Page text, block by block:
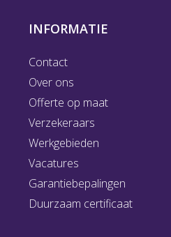
INFORMATIE
Contact
Over ons
Offerte op maat
Verzekeraars
Werkgebieden
Vacatures
Garantiebepalingen
Duurzaam certificaat